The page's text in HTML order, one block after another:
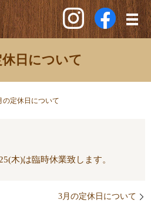
メ
日について
の定休日について
木)は臨時休業致します。
3月の定休日について